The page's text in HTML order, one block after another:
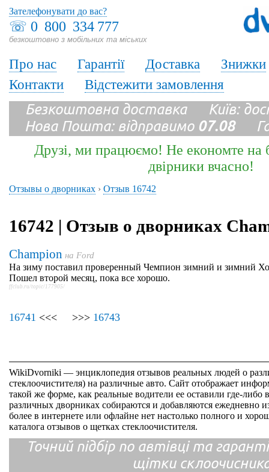
☏ 0 800 334 777
безкоштовно з мобільних та міських
Зателефонувати до вас?
Про нас Гарантії Доставка
Знижки
Контакти
Відстежити замовлення
Безкоштовна доставка Київ:
Нова Пошта: відправимо 07.08
Друзі, ми працюємо! Не економте на
двірники вчасно!
Отзывы о дворниках › Отзыв 16742
16742 | Отзыв о дворниках
Champion на Ford
На зиму поставил проверенный Чемпион зимний и зимний
Пошел второй месяц, пока все хорошо.
ffclub.ru/topic/177905/
16741 <<< >>> 16743
WikiDvorniki — энциклопедия отзывов реальных людей о
стеклоочистителя) на различные авто. Сайт отображает
такой же форме, как реальные водители ее оставили где-либо
различных дворниках собираются и добавляются ежедневно
более в интернете или офлайне нет настолько полного и
каталога отзывов о щетках стеклоочистителя.
Точний підбір по автівці та
щітки